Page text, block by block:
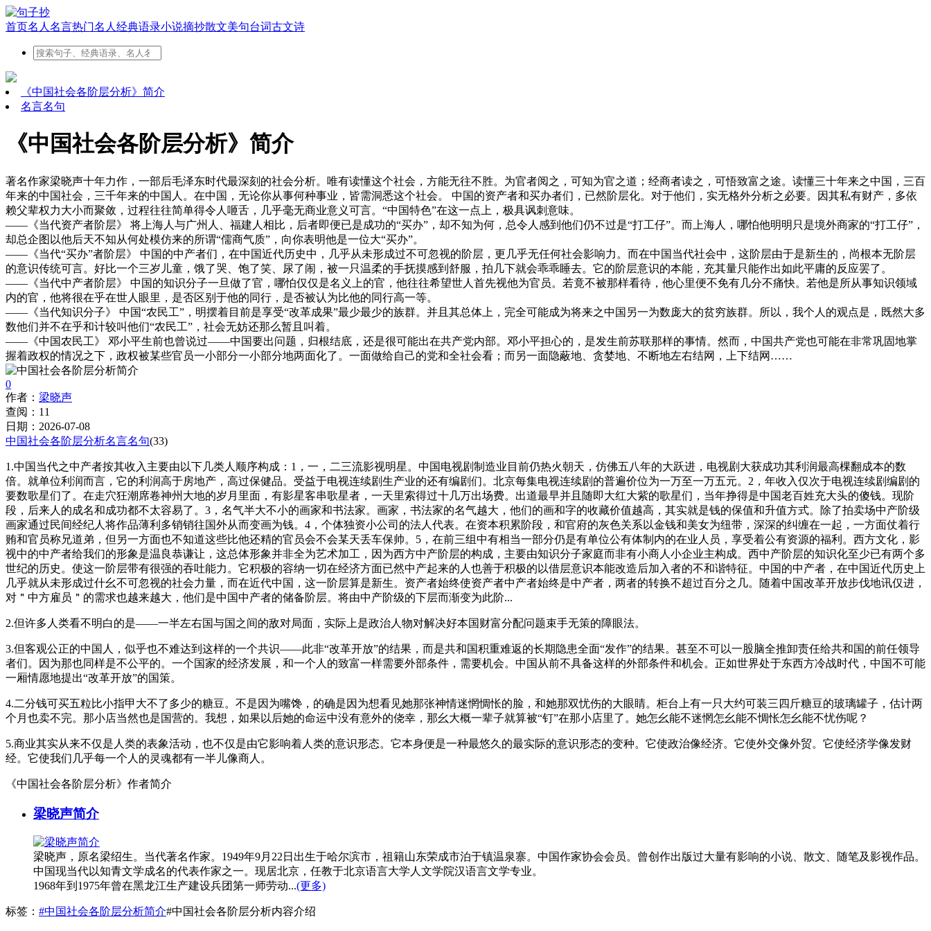
首页名人名言热门名人 经典语录小说摘抄散文美句台词古文诗
《中国社会各阶层分析》简介
名言名句
《中国社会各阶层分析》简介
著名作家梁晓声十年力作，一部后毛泽东时代最深刻的社会分析。唯有读懂这个社会，方能无往不胜。为官者阅之，可知为官之道；经商者读之，可悟致富之途。读懂三十年来之中国，三百
年来的中国社会，三千年来的中国人。在中国，无论你从事何种事业，皆需洞悉这个社会。 中国的资产者和买办者们，已然阶层化。对于他们，实无格外分析之必要。因其私有财产，多依
赖父辈权力大小而聚敛，过程往往简单得令人咂舌，几乎毫无商业意义可言。“中国特色”在这一点上，极具讽刺意味。
——《当代资产者阶层》 将上海人与广州人、福建人相比，后者即便已是成功的“买办”，却不知为何，总令人感到他们仍不过是“打工仔”。而上海人，哪怕他明明只是境外商家的“打工仔”，
却总企图以他后天不知从何处模仿来的所谓“儒商气质”，向你表明他是一位大“买办”。
——《当代“买办”者阶层》 中国的中产者们，在中国近代历史中，几乎从未形成过不可忽视的阶层，更几乎无任何社会影响力。而在中国当代社会中，这阶层由于是新生的，尚根本无阶层
的意识传统可言。好比一个三岁儿童，饿了哭、饱了笑、尿了闹，被一只温柔的手抚摸感到舒服，拍几下就会乖乖睡去。它的阶层意识的本能，充其量只能作出如此平庸的反应罢了。
——《当代中产者阶层》 中国的知识分子一旦做了官，哪怕仅仅是名义上的官，他往往希望世人首先视他为官员。若竟不被那样看待，他心里便不免有几分不痛快。若他是所从事知识领域
内的官，他将很在乎在世人眼里，是否区别于他的同行，是否被认为比他的同行高一等。
——《当代知识分子》 中国“农民工”，明摆着目前是享受“改革成果”最少最少的族群。并且其总体上，完全可能成为将来之中国另一为数庞大的贫穷族群。所以，我个人的观点是，既然大多
数他们并不在乎和计较叫他们“农民工”，社会无妨还那么暂且叫着。
——《中国农民工》 邓小平生前也曾说过——中国要出问题，归根结底，还是很可能出在共产党内部。邓小平担心的，是发生前苏联那样的事情。然而，中国共产党也可能在非常巩固地掌
握着政权的情况之下，政权被某些官员一小部分一小部分地两面化了。一面做给自己的党和全社会看；而另一面隐蔽地、贪婪地、不断地左右结网，上下结网……
0
作者： 梁晓声
查阅：11
日期：2026-07-08
中国社会各阶层分析名言名句(33)
1.中国当代之中产者按其收入主要由以下几类人顺序构成：1，一，二三流影视明星。中国电视剧制造业目前仍热火朝天，仿佛五八年的大跃进，电视剧大获成功其利润最高棵翻成本的数
倍。就单位利润而言，它的利润高于房地产，高过保健品。受益于电视连续剧生产业的还有编剧们。北京每集电视连续剧的普遍价位为一万至一万五元。2，年收入仅次于电视连续剧编剧的
要数歌星们了。在走穴狂潮席卷神州大地的岁月里面，有影星客串歌星者，一天里索得过十几万出场费。出道最早并且随即大红大紫的歌星们，当年挣得是中国老百姓充大头的傻钱。现阶
段，后来人的成名和成功都不太容易了。3，名气半大不小的画家和书法家。画家，书法家的名气越大，他们的画和字的收藏价值越高，其实就是钱的保值和升值方式。除了拍卖场中产阶级
画家通过民间经纪人将作品薄利多销销往国外从而变画为钱。4，个体独资小公司的法人代表。在资本积累阶段，和官府的灰色关系以金钱和美女为纽带，深深的纠缠在一起，一方面仗着行
贿和官员称兄道弟，但另一方面也不知道这些比他还精的官员会不会某天丢车保帅。5，在前三组中有相当一部分仍是有单位公有体制内的在业人员，享受着公有资源的福利。西方文化，影
视中的中产者给我们的形象是温良恭谦让，这总体形象并非全为艺术加工，因为西方中产阶层的构成，主要由知识分子家庭而非有小商人小企业主构成。西中产阶层的知识化至少已有两个多
世纪的历史。使这一阶层带有很强的吞吐能力。它积极的容纳一切在经济方面已然中产起来的人也善于积极的以借层意识本能改造后加入者的不和谐特征。中国的中产者，在中国近代历史上
几乎就从未形成过什幺不可忽视的社会力量，而在近代中国，这一阶层算是新生。资产者始终使资产者中产者始终是中产者，两者的转换不超过百分之几。随着中国改革开放步伐地讯仅进，
对＂中方雇员＂的需求也越来越大，他们是中国中产者的储备阶层。将由中产阶级的下层而渐变为此阶...
2.但许多人类看不明白的是——一半左右国与国之间的敌对局面，实际上是政治人物对解决好本国财富分配问题束手无策的障眼法。
3.但客观公正的中国人，似乎也不难达到这样的一个共识——此非“改革开放”的结果，而是共和国积重难返的长期隐患全面“发作”的结果。甚至不可以一股脑全推卸责任给共和国的前任领导
者们。因为那也同样是不公平的。一个国家的经济发展，和一个人的致富一样需要外部条件，需要机会。中国从前不具备这样的外部条件和机会。正如世界处于东西方冷战时代，中国不可能
一厢情愿地提出“改革开放”的国策。
4.二分钱可买五粒比小指甲大不了多少的糖豆。不是因为嘴馋，的确是因为想看见她那张神情迷惘惆怅的脸，和她那双忧伤的大眼睛。柜台上有一只大约可装三四斤糖豆的玻璃罐子，估计两
个月也卖不完。那小店当然也是国营的。我想，如果以后她的命运中没有意外的侥幸，那幺大概一辈子就算被“钉”在那小店里了。她怎幺能不迷惘怎幺能不惆怅怎幺能不忧伤呢？
5.商业其实从来不仅是人类的表象活动，也不仅是由它影响着人类的意识形态。它本身便是一种最悠久的最实际的意识形态的变种。它使政治像经济。它使外交像外贸。它使经济学像发财
经。它使我们几乎每一个人的灵魂都有一半儿像商人。
《中国社会各阶层分析》作者简介
梁晓声简介
梁晓声，原名梁绍生。当代著名作家。1949年9月22日出生于哈尔滨市，祖籍山东荣成市泊于镇温泉寨。中国作家协会会员。曾创作出版过大量有影响的小说、散文、随笔及影视作品。
中国现当代以知青文学成名的代表作家之一。现居北京，任教于北京语言大学人文学院汉语言文学专业。
1968年到1975年曾在黑龙江生产建设兵团第一师劳动...(更多)
标签： #中国社会各阶层分析简介#中国社会各阶层分析内容介绍